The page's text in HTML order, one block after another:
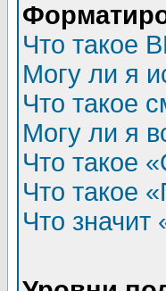
Что такое
Могу ли я
Что такое
Могу ли я
Что такое
Что такое
Что значит